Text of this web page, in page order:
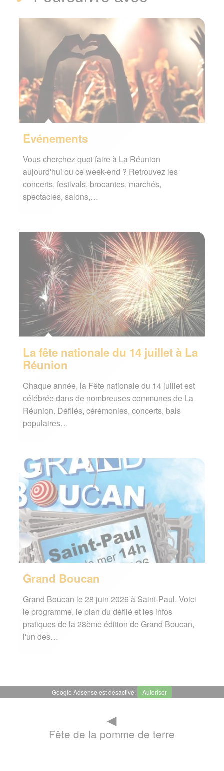
Evénements
Vous cherchez quoi faire à La Réunion
aujourd'hui ou ce week-end ? Retrouvez les
concerts, festivals, brocantes, marchés,
spectacles, salons,…
La fête nationale du 14 juillet à La
Réunion
Chaque année, la Fête nationale du 14 juillet est
célébrée dans de nombreuses communes de La
Réunion. Défilés, cérémonies, concerts, bals
populaires…
Grand Boucan
Grand Boucan le 28 juin 2026 à Saint-Paul. Voici
le programme, le plan du défilé et les infos
pratiques de la 28ème édition de Grand Boucan,
l'un des…
Google Adsense est désactivé. Autoriser
◄
Fête de la pomme de terre